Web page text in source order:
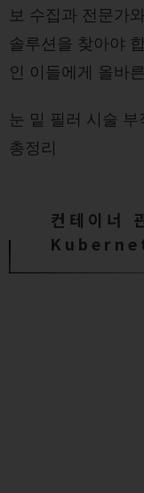
보 수집과 전문가
솔루션을 찾아야
인 이들에게 올바
눈 밑 필러 시술
총정리
컨테이너